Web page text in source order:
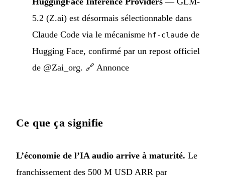
5.2 (Z.ai) est désormais sélectionnable dans
Claude Code via le mécanisme hf-claude de
Hugging Face, confirmé par un repost officiel
de @Zai_org. 🔗 Annonce
Ce que ça signifie
L’économie de l’IA audio arrive à maturité. Le
franchissement des 500 M USD ARR par